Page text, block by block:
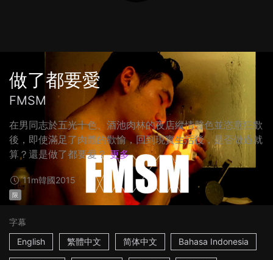
做了都要愛
FMSM
在男同志於五光十色、酒池肉林的夜店縱情聲色並恣意狂歡
後，即使滿足了肉體的歡愉，回到現實生活後，是否做過就
算？還是做了都要愛？ 更多
11m韓國2015
限
字幕
English
繁體中文 简体中文 Bahasa Indonesia